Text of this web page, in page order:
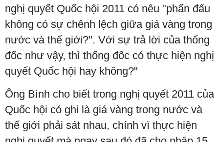
nghị quyết Quốc hội 2011 có nêu "phấn đấu
không có sự chênh lệch giữa giá vàng trong
nước và thế giới?". Với sự trả lời của thống
đốc như vậy, thì thống đốc có thực hiện nghị
quyết Quốc hội hay không?"
Ông Bình cho biết trong nghị quyết 2011 của
Quốc hội có ghi là giá vàng trong nước và
thế giới phải sát nhau, chính vì thực hiện